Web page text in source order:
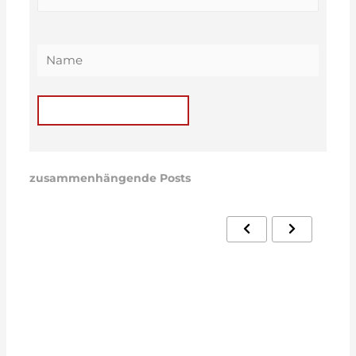
zusammenhängende Posts